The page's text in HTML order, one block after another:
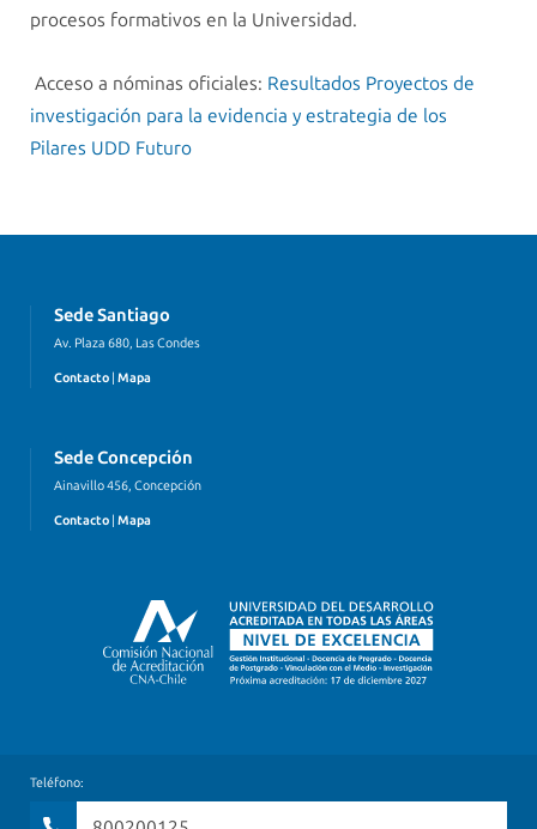
procesos formativos en la Universidad.
Acceso a nóminas oficiales: Resultados Proyectos de
investigación para la evidencia y estrategia de los
Pilares UDD Futuro
Sede Santiago
Av. Plaza 680, Las Condes
Contacto Mapa
Sede Concepción
Ainavillo 456, Concepción
Contacto | Mapa
Teléfono: